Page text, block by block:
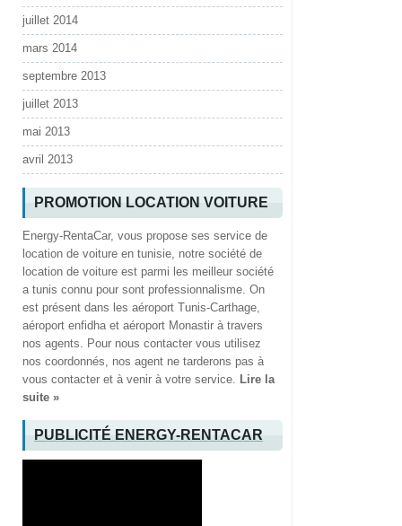
juillet 2014
mars 2014
septembre 2013
juillet 2013
mai 2013
avril 2013
PROMOTION LOCATION VOITURE
Energy-RentaCar, vous propose ses service de
location de voiture en tunisie, notre société de
location de voiture est parmi les meilleur société
a tunis connu pour sont professionnalisme. On
est présent dans les aéroport Tunis-Carthage,
aéroport enfidha et aéroport Monastir à travers
nos agents. Pour nous contacter vous utilisez
nos coordonnés, nos agent ne tarderons pas à
vous contacter et à venir à votre service. Lire la
suite »
PUBLICITÉ ENERGY-RENTACAR